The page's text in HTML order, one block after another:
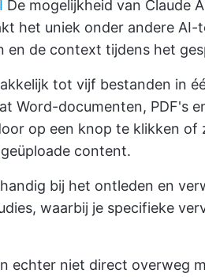
De mogelijkheid van Claude
het uniek onder andere AI-
en de context tijdens het
tot vijf bestanden in
Word-documenten, PDF's
op een knop te klikken of
content.
bij het ontleden en
waarbij je specifieke
echter niet direct overweg